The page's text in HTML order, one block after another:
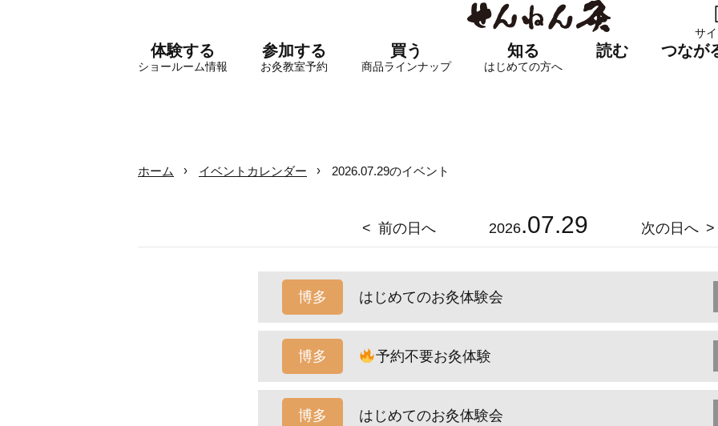
サ
体験する
ショールーム情報
参加する
お灸教室予約
買う
商品ラインナップ
知る
はじめての方へ
読む つなが
ホーム イベントカレンダー 2026.07.29のイベント
前の日へ 2026.07.29 次の日へ
博多 はじめてのお灸体験会
博多 予約不要お灸体験
博多 はじめてのお灸体験会